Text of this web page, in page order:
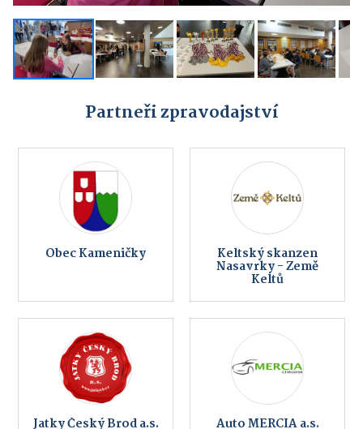
Partneři zpravodajství
Obec Kameničky Keltský skanzen
Nasavrky - Země
Keltů
Jatky Český Brod a.s. Auto MERCIA a.s.